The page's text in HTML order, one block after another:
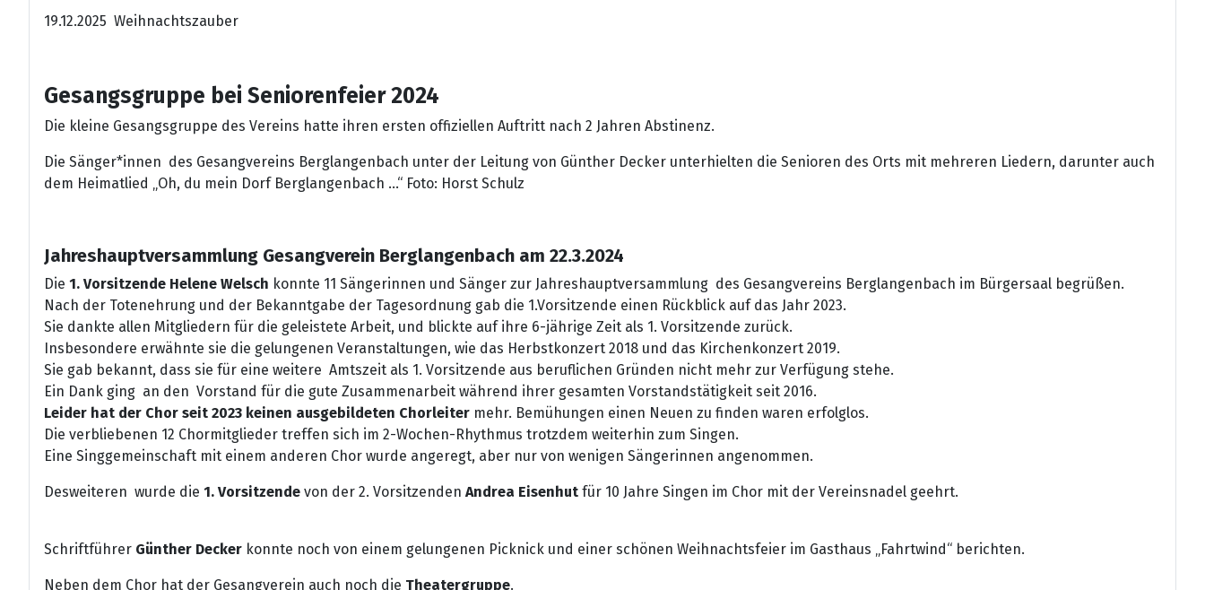
19.12.2025 Weihnachtszauber
Gesangsgruppe bei Seniorenfeier 2024
Die kleine Gesangsgruppe des Vereins hatte ihren ersten offiziellen Auftritt nach 2 Jahren Abstinenz.
Die Sänger*innen des Gesangvereins Berglangenbach unter der Leitung von Günther Decker unterhielten die Senioren des Orts mit mehreren Liedern, darunter auch
dem Heimatlied „Oh, du mein Dorf Berglangenbach ...“ Foto: Horst Schulz
Jahreshauptversammlung Gesangverein Berglangenbach am 22.3.2024
Die 1. Vorsitzende Helene Welsch konnte 11 Sängerinnen und Sänger zur Jahreshauptversammlung des Gesangvereins Berglangenbach im Bürgersaal begrüßen.
Nach der Totenehrung und der Bekanntgabe der Tagesordnung gab die 1.Vorsitzende einen Rückblick auf das Jahr 2023.
Sie dankte allen Mitgliedern für die geleistete Arbeit, und blickte auf ihre 6-jährige Zeit als 1. Vorsitzende zurück.
Insbesondere erwähnte sie die gelungenen Veranstaltungen, wie das Herbstkonzert 2018 und das Kirchenkonzert 2019.
Sie gab bekannt, dass sie für eine weitere Amtszeit als 1. Vorsitzende aus beruflichen Gründen nicht mehr zur Verfügung stehe.
Ein Dank ging an den Vorstand für die gute Zusammenarbeit während ihrer gesamten Vorstandstätigkeit seit 2016.
Leider hat der Chor seit 2023 keinen ausgebildeten Chorleiter mehr. Bemühungen einen Neuen zu finden waren erfolglos.
Die verbliebenen 12 Chormitglieder treffen sich im 2-Wochen-Rhythmus trotzdem weiterhin zum Singen.
Eine Singgemeinschaft mit einem anderen Chor wurde angeregt, aber nur von wenigen Sängerinnen angenommen.
Desweiteren wurde die 1. Vorsitzende von der 2. Vorsitzenden Andrea Eisenhut für 10 Jahre Singen im Chor mit der Vereinsnadel geehrt.
Schriftführer Günther Decker konnte noch von einem gelungenen Picknick und einer schönen Weihnachtsfeier im Gasthaus „Fahrtwind“ berichten.
Neben dem Chor hat der Gesangverein auch noch die Theatergruppe.